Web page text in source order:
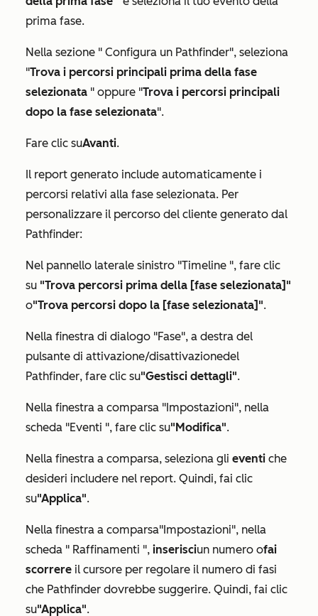
prima fase.
Nella sezione " Configura un Pathfinder", seleziona
"Trova i percorsi principali prima della fase
selezionata " oppure "Trova i percorsi principali
dopo la fase selezionata".
Fare clic suAvanti.
Il report generato include automaticamente i
percorsi relativi alla fase selezionata. Per
personalizzare il percorso del cliente generato dal
Pathfinder:
Nel pannello laterale sinistro "Timeline ", fare clic
su "Trova percorsi prima della [fase selezionata]"
o"Trova percorsi dopo la [fase selezionata]".
Nella finestra di dialogo "Fase", a destra del
pulsante di attivazione/disattivazionedel
Pathfinder, fare clic su"Gestisci dettagli".
Nella finestra a comparsa "Impostazioni", nella
scheda "Eventi ", fare clic su"Modifica".
Nella finestra a comparsa, seleziona gli eventi che
desideri includere nel report. Quindi, fai clic
su"Applica".
Nella finestra a comparsa"Impostazioni", nella
scheda " Raffinamenti ", inserisciun numero ofai
scorrere il cursore per regolare il numero di fasi
che Pathfinder dovrebbe suggerire. Quindi, fai clic
su"Applica".